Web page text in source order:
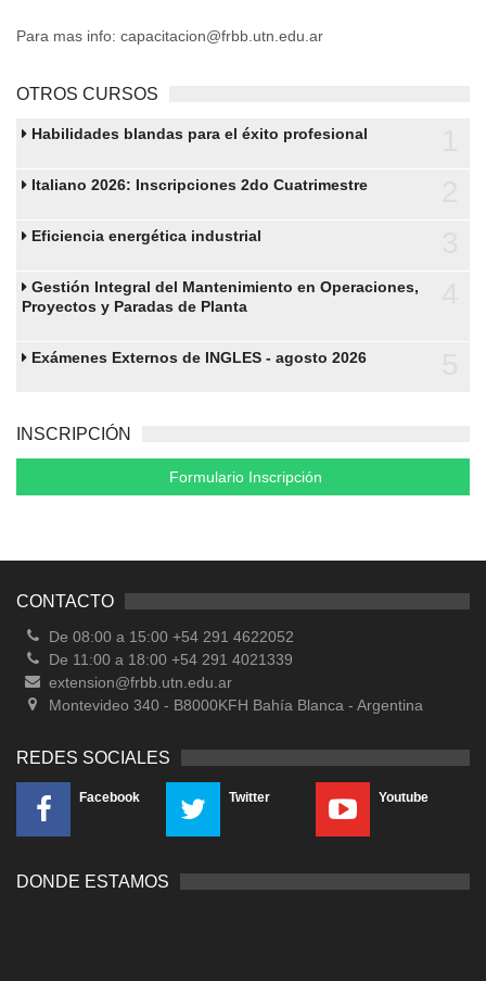
Para mas info: capacitacion@frbb.utn.edu.ar
OTROS CURSOS
Habilidades blandas para el éxito profesional
Italiano 2026: Inscripciones 2do Cuatrimestre
Eficiencia energética industrial
Gestión Integral del Mantenimiento en Operaciones,
Proyectos y Paradas de Planta
Exámenes Externos de INGLES - agosto 2026
INSCRIPCIÓN
Formulario Inscripción
CONTACTO
De 08:00 a 15:00 +54 291 4622052
De 11:00 a 18:00 +54 291 4021339
extension@frbb.utn.edu.ar
Montevideo 340 - B8000KFH Bahía Blanca - Argentina
REDES SOCIALES
Facebook Twitter Youtube
DONDE ESTAMOS